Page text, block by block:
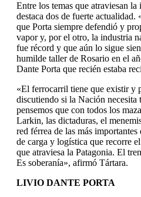
Entre los temas que atraviesan
destaca dos de fuerte
que Porta siempre defendió y
vapor y, por el otro, la industria
fue récord y que aún lo sigue
humilde taller de Rosario en el
Dante Porta que recién estaba
«El ferrocarril tiene que existir y
discutiendo si la Nación necesita
pensemos que con todos los
Larkin, las dictaduras, el
red férrea de las más
de carga y logística que recorre
que atraviesa la Patagonia. El
Es soberanía», afirmó Tártara.
LIVIO DANTE PORTA